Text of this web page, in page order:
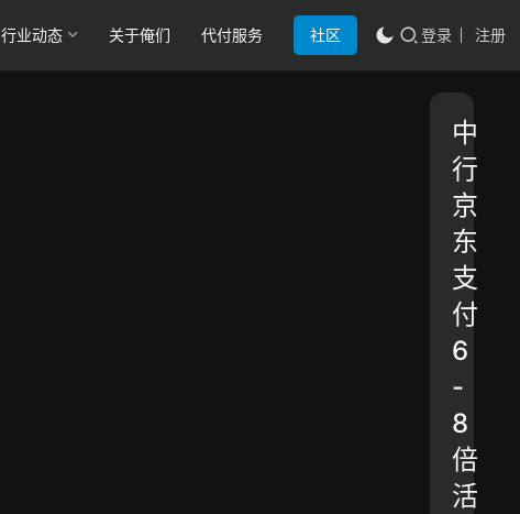
行业动态 关于俺们 代付服务 社区 登录 注册
中
行
京
东
支
付
6
-
8
倍
活